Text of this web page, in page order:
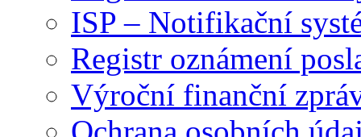
ISP – Notifikační
Registr oznámení
Výroční finanční